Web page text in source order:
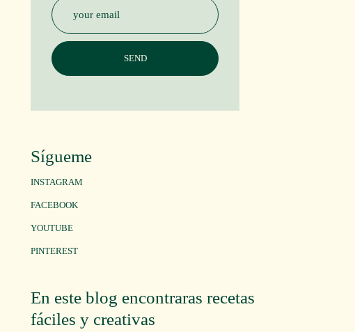
Sígueme
INSTAGRAM
FACEBOOK
YOUTUBE
PINTEREST
En este blog encontraras recetas
fáciles y creativas